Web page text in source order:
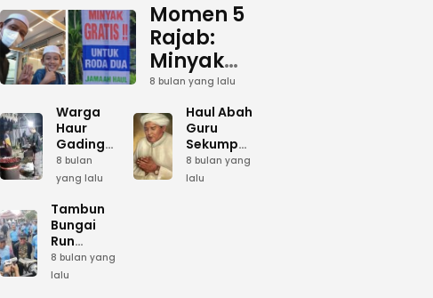
Momen 5
Rajab:
Minyak
Gratis
dan Cinta
yang
Terus
Mengalir
8 bulan yang lalu
Warga
Haur
Gading
Siapkan
Bumbu
Umum
Sambut 5
Rajab di
Sekumpul
8 bulan
yang lalu
Haul Abah
Guru
Sekumpul:
Ketika
Lautan
8 bulan yang
lalu
Tambun
Bungai
Run
Meriahkan
Hari Bela
8 bulan yang
lalu